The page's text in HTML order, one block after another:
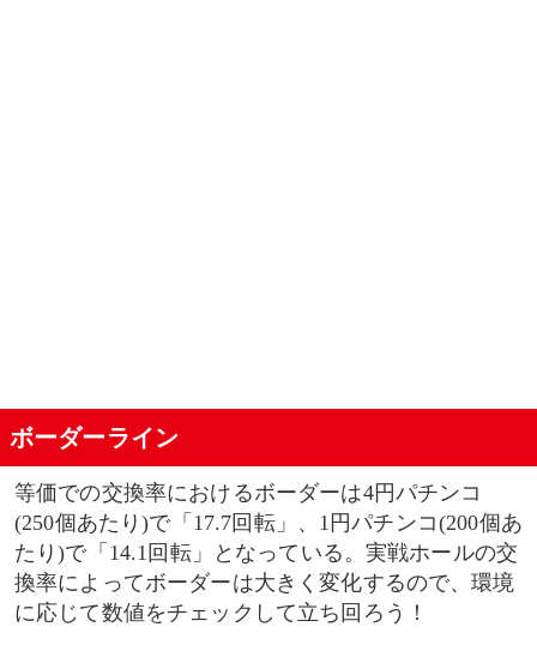
ボーダーライン
等価での交換率におけるボーダーは4円パチンコ
(250個あたり)で「17.7回転」、1円パチンコ(200個あ
たり)で「14.1回転」となっている。実戦ホールの交
換率によってボーダーは大きく変化するので、環境
に応じて数値をチェックして立ち回ろう！